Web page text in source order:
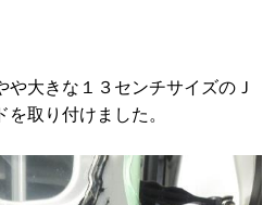
や大きな１３センチサイズのＪ
取り付けました。